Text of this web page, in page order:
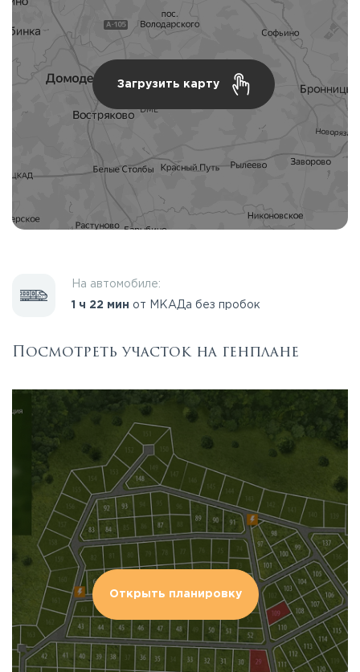
Загрузить карту
На автомобиле:
1 ч 22 мин от МКАДа без пробок
Посмотреть участок на генплане
Открыть планировку